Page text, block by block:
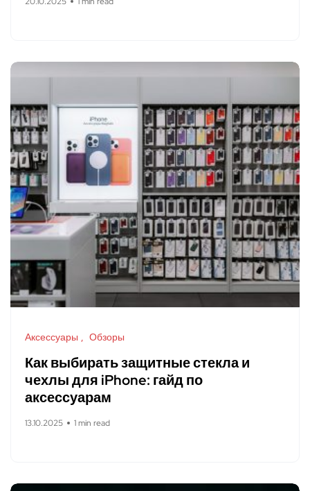
Аксессуары Обзоры
Как выбирать защитные стекла и
чехлы для iPhone: гайд по
аксессуарам
13.10.2025 1 min read